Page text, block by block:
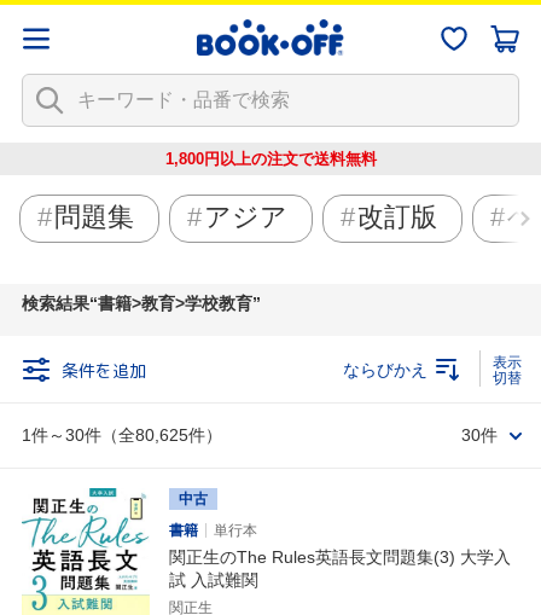
1,800円以上の注文で送料無料
問題集 アジア 改訂版 ベ
検索結果 書籍>教育>学校教育
条件を追加
1件～30件（全80,625件）
ならびかえ
30件
中古
書籍
単行本
関正生のThe Rules英語長文問題集(3) 大学入
試 入試難関
関正生